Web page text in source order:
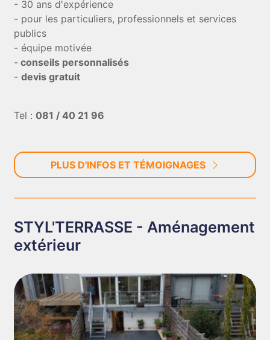
- 30 ans d'expérience
- pour les particuliers, professionnels et services
publics
- équipe motivée
- conseils personnalisés
-devis gratuit
Tel : 081 / 40 21 96
PLUS D'INFOS ET TÉMOIGNAGES
STYL'TERRASSE - Aménagement
extérieur